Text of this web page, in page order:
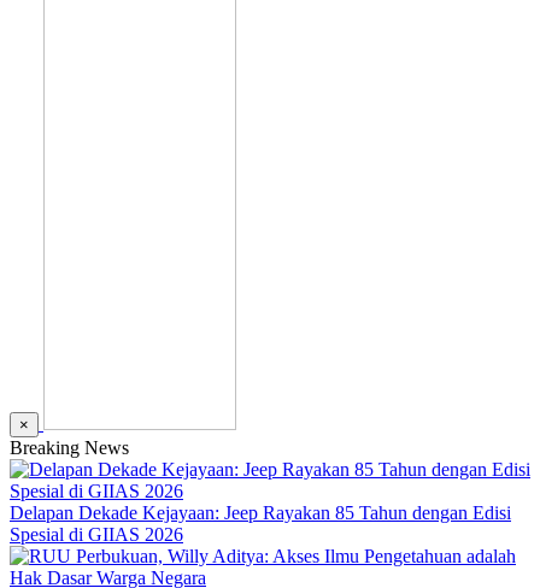
×
Breaking News
Delapan Dekade Kejayaan: Jeep Rayakan 85 Tahun dengan Edisi
Spesial di GIIAS 2026